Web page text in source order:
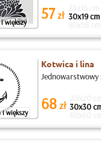
większy 57 zł 30x19 cm
większy
Kotwica i lina
68zł 30x30